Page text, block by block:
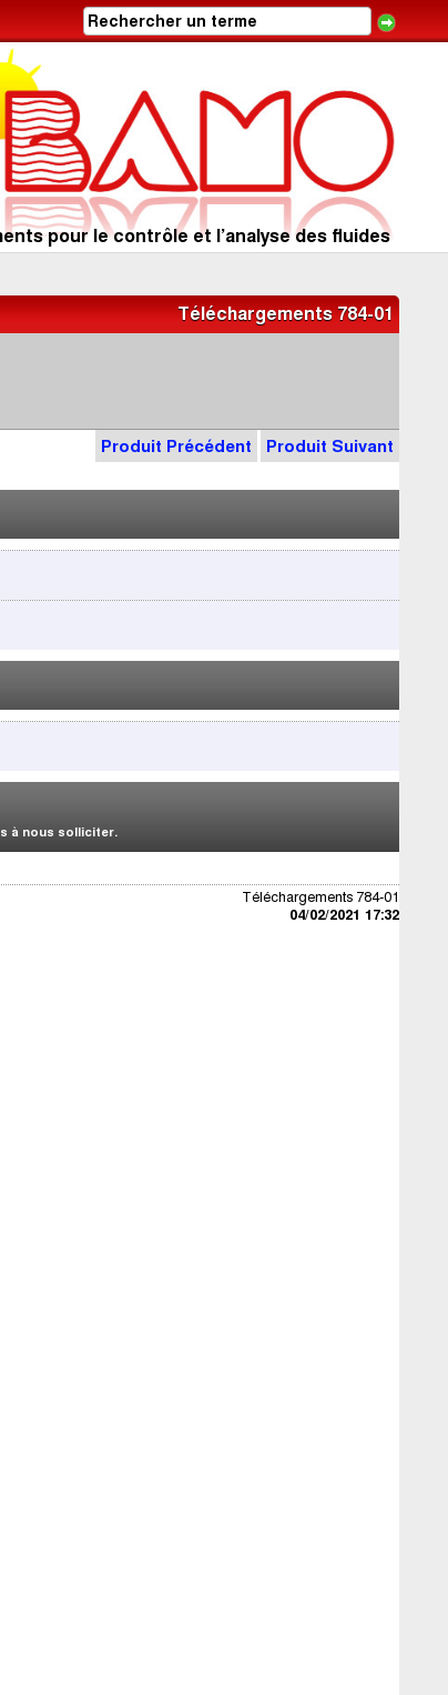
pour le contrôle et l’analyse des fluides
Téléchargements 784-01
Produit Précédent Produit Suivant
à nous solliciter.
Téléchargements 784-01
04/02/2021 17:32